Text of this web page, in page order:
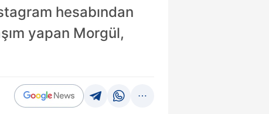
hesabından
yapan Morgül,